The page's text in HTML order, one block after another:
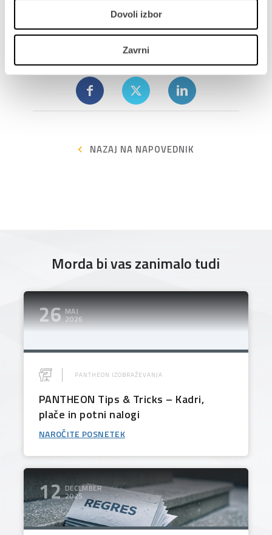
Dovoli izbor
Zavrni
Svetovalka za podporo, DATALAB SI
Delite prispevek
NAZAJ NA NAPOVEDNIK
Morda bi vas zanimalo tudi
26 MAJ
2026
PANTHEON IZOBRAŽEVANJA
PANTHEON Tips & Tricks – Kadri,
plače in potni nalogi
NAROČITE POSNETEK
12 DECEMBER
2025